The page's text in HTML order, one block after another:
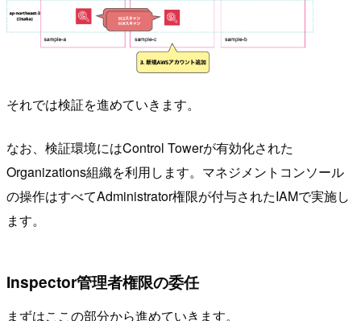
それでは検証を進めていきます。
なお、検証環境にはControl Towerが有効化された
Organizations組織を利用します。マネジメントコンソール
の操作はすべてAdministrator権限が付与されたIAMで実施し
ます。
Inspector管理者権限の委任
まずはここの部分から進めていきます。